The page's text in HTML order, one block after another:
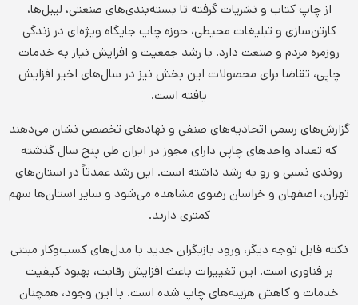
از چاپ کتاب و نشریات گرفته تا بسته‌بندی‌های صنعتی، لیبل‌ها،
کارتن‌سازی و تبلیغات محیطی، حوزه چاپ جایگاه ویژه‌ای در زندگی
روزمره مردم و صنعت دارد. با رشد جمعیت و افزایش نیاز به خدمات
چاپی، تقاضا برای محصولات این بخش نیز در سال‌های اخیر افزایش
یافته است.
گزارش‌های رسمی اتحادیه‌های صنفی و نهادهای تخصصی نشان می‌دهند
که تعداد واحدهای چاپی دارای مجوز در ایران طی پنج سال گذشته
روندی نسبی و رو به رشد داشته است. این رشد عمدتاً در استان‌های
تهران، اصفهان و خراسان رضوی مشاهده می‌شود و سایر استان‌ها سهم
کمتری دارند.
نکته قابل توجه دیگر، ورود بازیگران جدید با مدل‌های کسب‌وکار مبتنی
بر فناوری است. این تغییرات باعث افزایش رقابت، بهبود کیفیت
خدمات و کاهش هزینه‌های چاپ شده است. با این وجود، همچنان